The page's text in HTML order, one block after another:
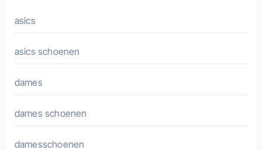
asics
asics schoenen
dames
dames schoenen
damesschoenen